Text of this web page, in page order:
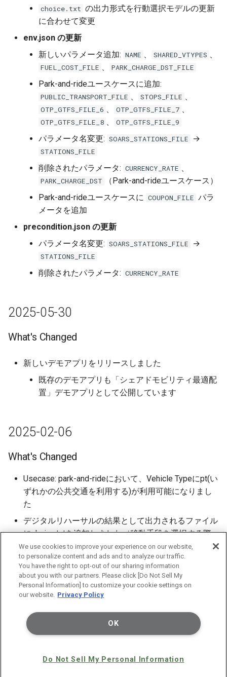
choice.txt の出力形式を行動選択モデルの更新
に合わせて変更
env.json の更新
新しいパラメータ追加: NAME 、 SHARED_VTYPES 、
FUEL_COST_FILE 、 PARK_CHARGE_DST_FILE
Park-and-rideユースケースに追加:
PUBLIC_TRANSPORT_FILE 、 STOPS_FILE 、
OTP_GTFS_FILE_6 、 OTP_GTFS_FILE_7 、
OTP_GTFS_FILE_8 、 OTP_GTFS_FILE_9
パラメータ名変更: SOARS_STATIONS_FILE →
STATIONS_FILE
削除されたパラメータ: CURRENCY_RATE 、
PARK_CHARGE_DST
（Park-and-rideユースケース）
Park-and-rideユースケースに COUPON_FILE パラ
メータを追加
precondition.json の更新
パラメータ名変更: SOARS_STATIONS_FILE →
STATIONS_FILE
削除されたパラメータ: CURRENCY_RATE
2025-05-30
What's Changed
新しいデモアプリをリリースしました
既存のデモアプリも「シェアドモビリティ最適配
置」デモアプリとして公開しています
2025-02-06
What's Changed
Usecase: park-and-rideにおいて、Vehicle Typeにpt(い
ずれかの公共交通を利用する)が利用可能になりまし
た
デジタルリハーサルの結果として出力されるファイル
にchoice.txtを追加しました（移動手段を選択する際
の選択肢と選択結果を出力します）
プリセットデータのシミュレーション結果について、
エンジンのアップデートに伴いシミュレーション結果
が更新されました
コンセプト＆ナビゲーション
We use cookies to improve your experience on our website,
to personalize content and ads and to analyze our traffic.
You have the right to opt-out of our sharing information
about you with our partners. Please click [Do Not Sell My
Personal Information] to customize your cookie settings on
our website. Privacy Policy
OK
Do Not Sell My Personal Information